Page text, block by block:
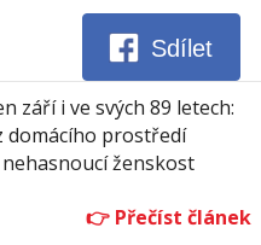
Sdílet
září i ve svých 89 letech:
domácího prostředí
ženskost